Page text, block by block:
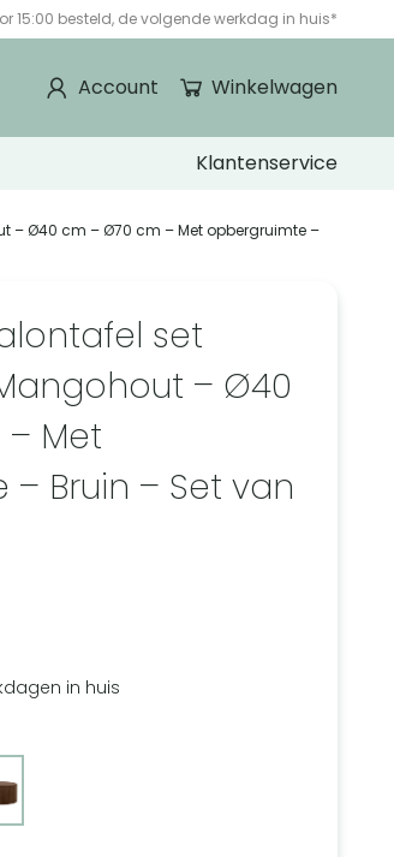
15:00 besteld, de volgende werkdag in huis*
Winkelwagen
Account
Klantenservice
– Ø40 cm – Ø70 cm – Met opbergruimte –
set
– Ø40
Met
Bruin – Set van
in huis